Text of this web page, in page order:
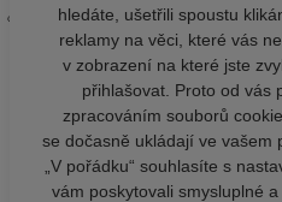
hledáte, ušetřili spoustu
reklamy na věci, které vás
v zobrazení na které jste
přihlašovat. Proto od vás
zpracováním souborů
se dočasně ukládají ve vašem
„V pořádku“ souhlasíte s
vám poskytovali smysluplné